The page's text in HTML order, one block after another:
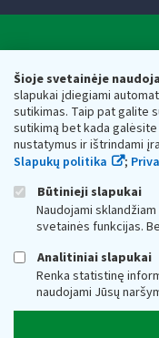
Šioje svetainėje
slapukai įdiegiami
sutikimas. Taip pat galite
sutikimą bet kada
nustatymus ir ištrindami
Slapukų politika
;
Būtinieji slapukai
Naudojami
svetainės funkcijas.
Analitiniai slapukai
Renka statistinę
naudojami Jūsų
Respublikos
Biudžetinė įstaiga.
adresas: Vasario 16-
vmi@vmi.lt, E.
Duomenys apie
Respublikos finansų